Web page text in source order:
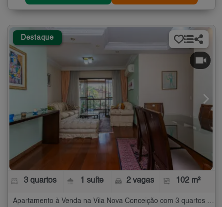
Destaque
3 quartos 1 suíte 2 vagas 102 m²
Apartamento à Venda na Vila Nova Conceição com 3 quartos - 102 m²